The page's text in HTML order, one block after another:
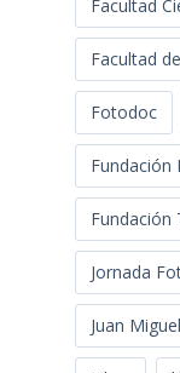
Facultad
Facultad
Fotodoc
Fundación
Fundación
Jornada
Juan